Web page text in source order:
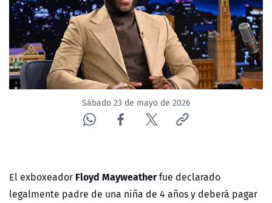
CORPORATIVO Y TRANSPARENCIA
CANAL DE DENUNCIAS
ÁREA DE PROYECTOS
Sábado 23 de mayo de 2026
El exboxeador Floyd Mayweatherfue declarado
legalmente padre de una niña de 4 años y deberá pagar